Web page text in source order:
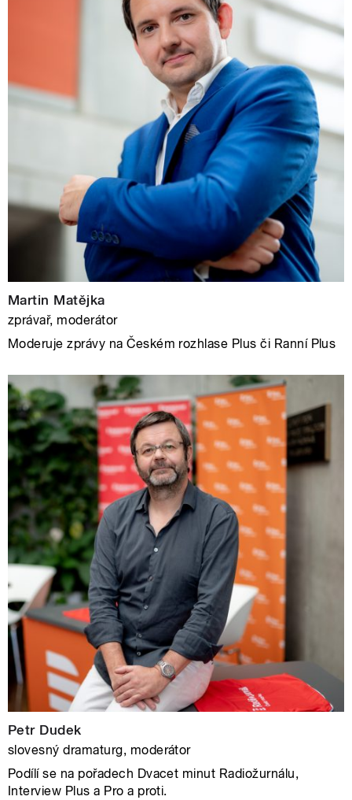
Martin Matějka
zprávař, moderátor
Moderuje zprávy na Českém rozhlase Plus či Ranní Plus
Petr Dudek
slovesný dramaturg, moderátor
Podílí se na pořadech Dvacet minut Radiožurnálu,
Interview Plus a Pro a proti.